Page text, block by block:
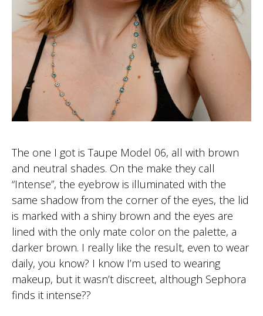
The one I got is Taupe Model 06, all with brown
and neutral shades. On the make they call
“Intense”, the eyebrow is illuminated with the
same shadow from the corner of the eyes, the lid
is marked with a shiny brown and the eyes are
lined with the only mate color on the palette, a
darker brown. I really like the result, even to wear
daily, you know? I know I’m used to wearing
makeup, but it wasn’t discreet, although Sephora
finds it intense??